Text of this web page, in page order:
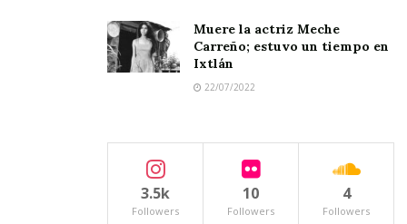
Muere la actriz Meche
Carreño; estuvo un tiempo en
Ixtlán
22/07/2022
3.5k
Followers
10
Followers
4
Followers